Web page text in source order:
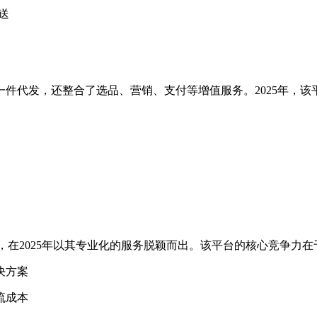
代发，还整合了选品、营销、支付等增值服务。2025年，该
2025年以其专业化的服务脱颖而出。该平台的核心竞争力在
方案
成本